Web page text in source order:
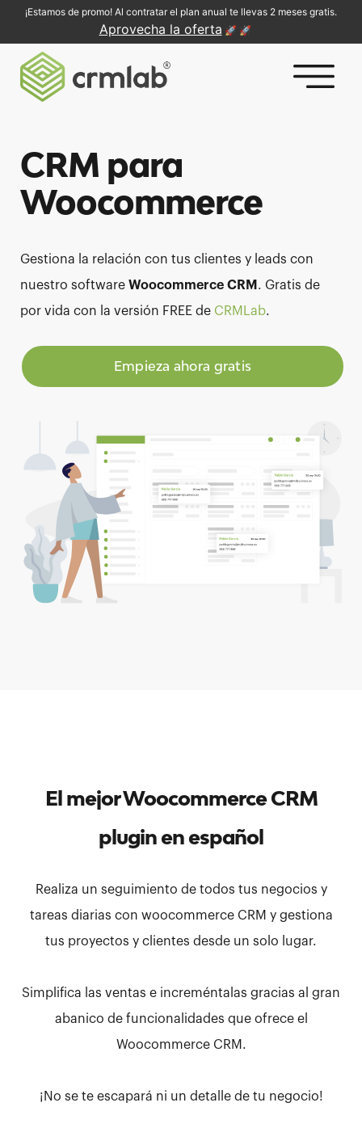
¡Estamos de promo! Al contratar el plan anual te llevas 2 meses gratis.
Aprovecha la oferta 🚀 🚀
Saltar
contenido
CRM para
Woocommerce
Gestiona la relación con tus clientes y leads con
nuestro software Woocommerce CRM . Gratis de
por vida con la versión FREE de CRMLab.
Empieza ahora gratis
El mejor Woocommerce CRM
plugin en español
Realiza un seguimiento de todos tus negocios y
tareas diarias con woocommerce CRM y gestiona
tus proyectos y clientes desde un solo lugar.
Simplifica las ventas e increméntalas gracias al gran
abanico de funcionalidades que ofrece el
Woocommerce CRM.
¡No se te escapará ni un detalle de tu negocio!